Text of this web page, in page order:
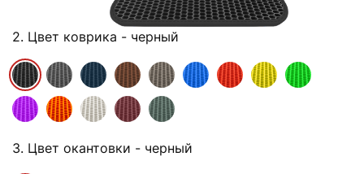
2. Цвет коврика - черный
3. Цвет окантовки - черный